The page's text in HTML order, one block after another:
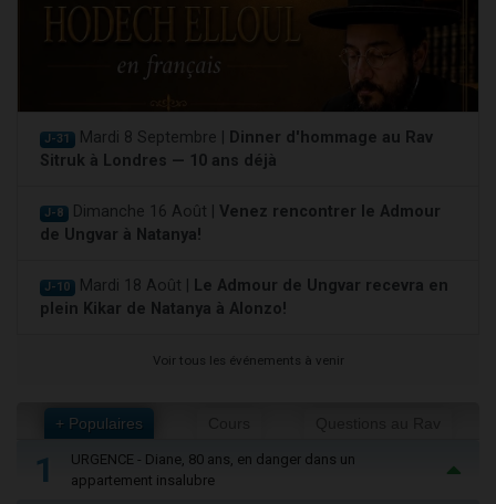
J-31 Mardi 8 Septembre | Dinner d'hommage au Rav
Sitruk à Londres — 10 ans déjà
J-8 Dimanche 16 Août | Venez rencontrer le Admour
de Ungvar à Natanya!
J-10 Mardi 18 Août | Le Admour de Ungvar recevra en
plein Kikar de Natanya à Alonzo!
Voir tous les événements à venir
+ Populaires
1
URGENCE - Diane, 80 ans, en danger dans un
appartement insalubre